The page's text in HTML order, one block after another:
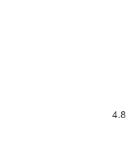
4.8